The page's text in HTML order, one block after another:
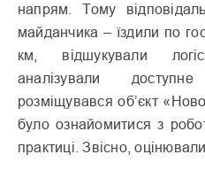
напрям. Тому
майданчика – їздили по
км, відшукували
аналізували
розміщувався об’єкт
було ознайомитися з
практиці. Звісно, оцінювали